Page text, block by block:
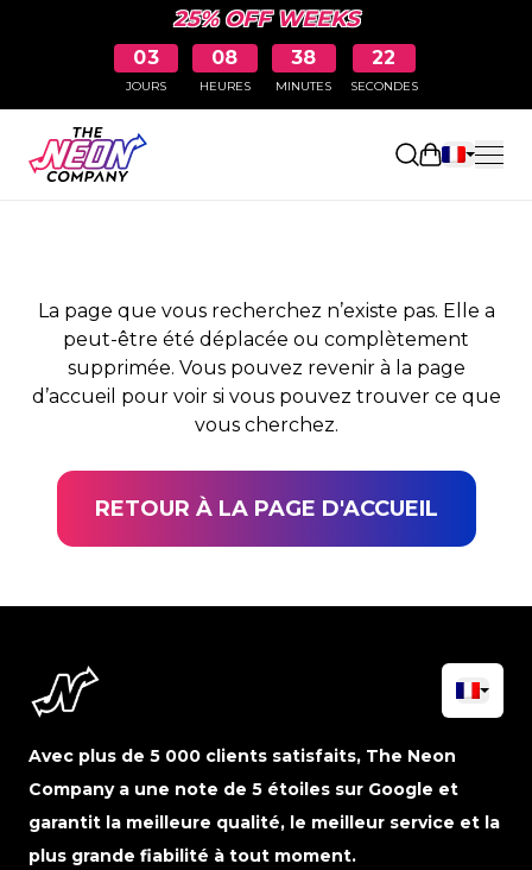
25% OFF WEEKS
03
JOURS
08
HEURES
38
MINUTES
22
SECONDES
Ouvrir le
PAGE NON TROUVÉE
La page que vous recherchez n’existe pas. Elle a
peut-être été déplacée ou complètement
supprimée. Vous pouvez revenir à la page
d’accueil pour voir si vous pouvez trouver ce que
vous cherchez.
RETOUR À LA PAGE D'ACCUEIL
Avec plus de 5 000 clients satisfaits, The Neon
Company a une note de 5 étoiles sur Google et
garantit la meilleure qualité, le meilleur service et la
plus grande fiabilité à tout moment.